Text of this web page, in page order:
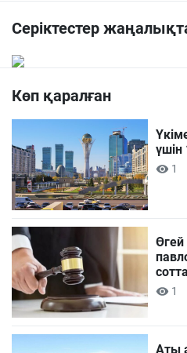
Серіктестер
Көп қаралған
үшін
1
1
Аты